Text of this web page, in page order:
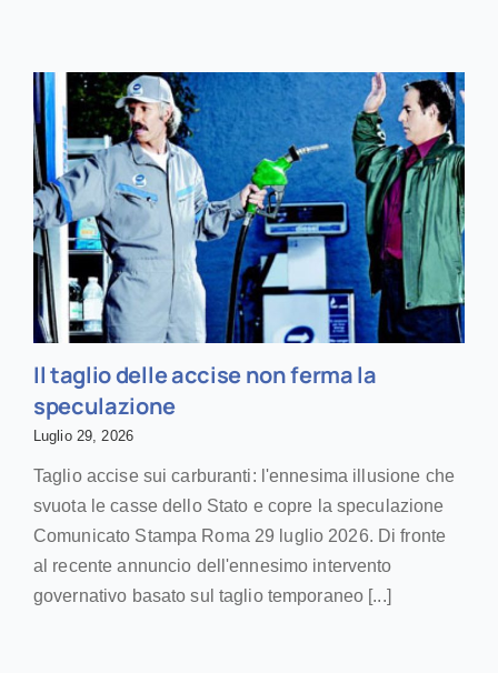
Il taglio delle accise non ferma la
speculazione
Luglio 29, 2026
Taglio accise sui carburanti: l'ennesima illusione che
svuota le casse dello Stato e copre la speculazione
Comunicato Stampa Roma 29 luglio 2026. Di fronte
al recente annuncio dell'ennesimo intervento
governativo basato sul taglio temporaneo [...]